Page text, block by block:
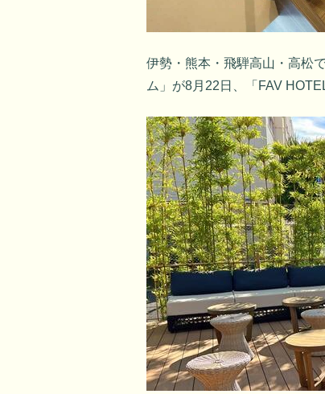
伊勢・熊本・飛騨高山・高松
ム」が8月22日、「FAV